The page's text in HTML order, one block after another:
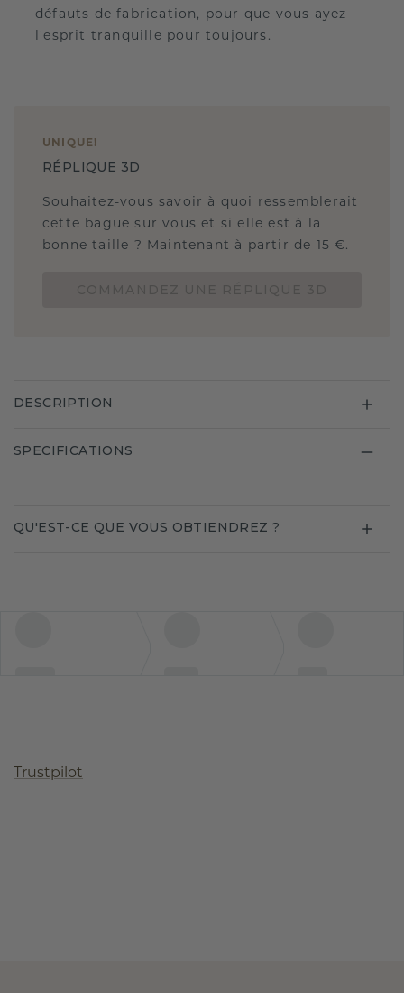
défauts de fabrication, pour que vous ayez
l'esprit tranquille pour toujours.
UNIQUE !
RÉPLIQUE 3D
Souhaitez-vous savoir à quoi ressemblerait
cette bague sur vous et si elle est à la
bonne taille ? Maintenant à partir de 15 €.
DESCRIPTION
SPECIFICATIONS
QU'EST-CE QUE VOUS OBTIENDREZ ?
Trustpilot